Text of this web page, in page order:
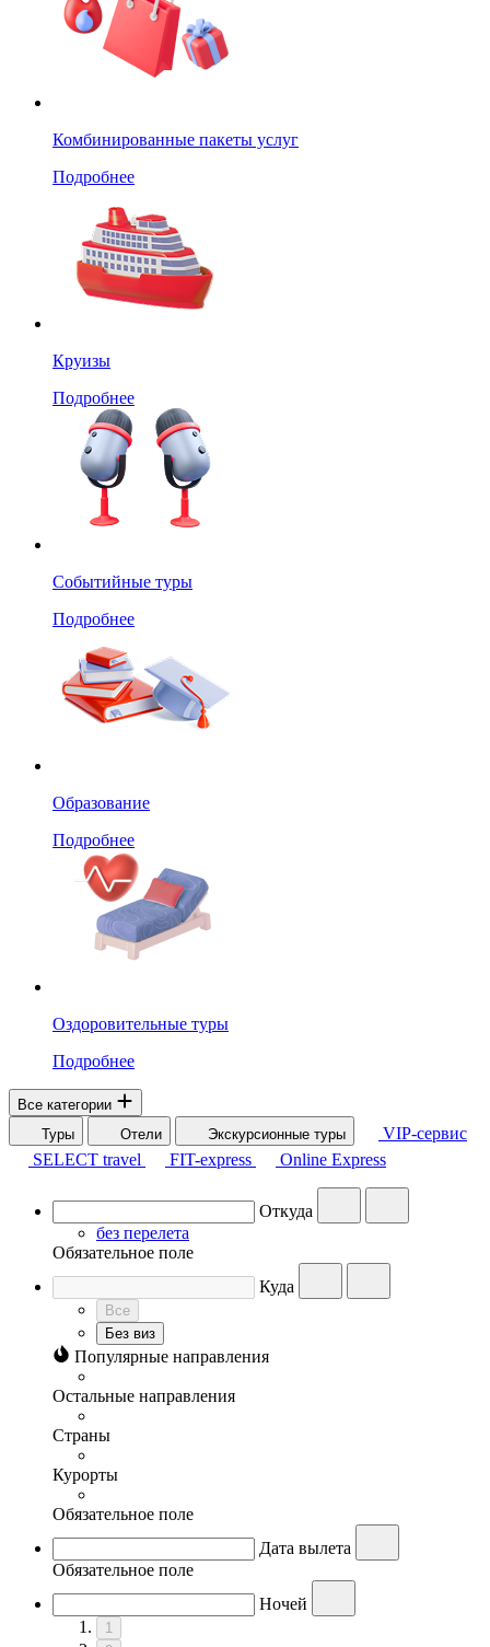
Комбинированные пакеты услуг
Подробнее
Круизы
Подробнее
Событийные туры
Подробнее
Образование
Подробнее
Оздоровительные туры
Подробнее
Все категории
Туры
Отели Экскурсионные туры
VIP-сервис
SELECT travel
FIT-express Online Express
Откуда
без перелета
Обязательное поле
Куда
Все
Без виз
Популярные направления
Остальные направления
Страны
Курорты
Обязательное поле
Дата вылета
Обязательное поле
Ночей
1